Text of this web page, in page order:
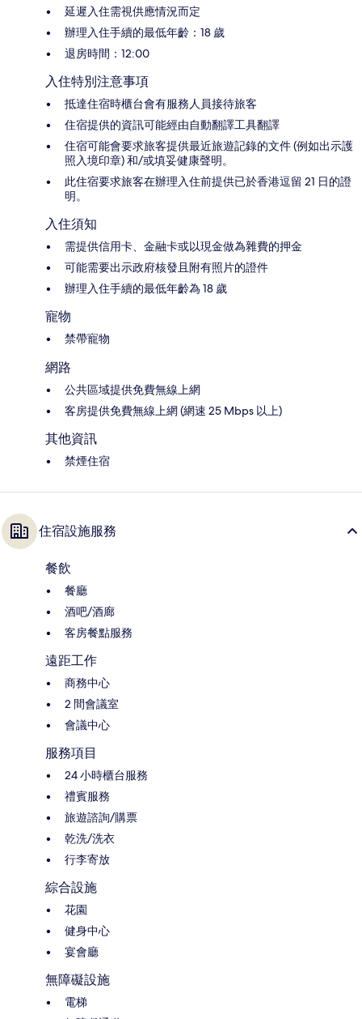
延遲入住需視供應情況而定
辦理入住手續的最低年齡：18 歲
退房時間：12:00
入住特別注意事項
抵達住宿時櫃台會有服務人員接待旅客
住宿提供的資訊可能經由自動翻譯工具翻譯
住宿可能會要求旅客提供最近旅遊記錄的文件 (例如出示護
照入境印章) 和/或填妥健康聲明。
此住宿要求旅客在辦理入住前提供已於香港逗留 21 日的證
明。
入住須知
需提供信用卡、金融卡或以現金做為雜費的押金
可能需要出示政府核發且附有照片的證件
辦理入住手續的最低年齡為 18 歲
寵物
禁帶寵物
網路
公共區域提供免費無線上網
客房提供免費無線上網 (網速 25 Mbps 以上)
其他資訊
禁煙住宿
住宿設施服務
餐飲
餐廳
酒吧/酒廊
客房餐點服務
遠距工作
商務中心
2 間會議室
會議中心
服務項目
24 小時櫃台服務
禮賓服務
旅遊諮詢/購票
乾洗/洗衣
行李寄放
綜合設施
花園
健身中心
宴會廳
無障礙設施
電梯